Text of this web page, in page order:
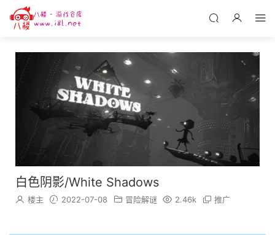
白色阴影/White Shadows
楼主 2022-07-08 冒险解谜 2.46k 推广